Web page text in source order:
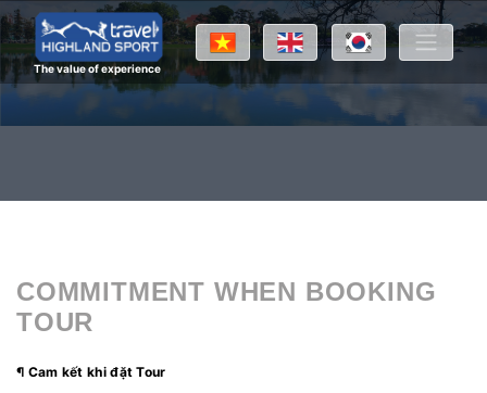
The value of experience
COMMITMENT WHEN BOOKING
TOUR
¶ Cam kết khi đặt Tour